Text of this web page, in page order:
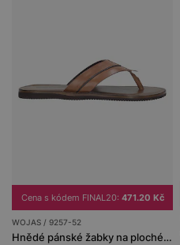
Cena s kódem FINAL20: 471.20 Kč
WOJAS / 9257-52
Hnědé pánské žabky na ploché podrážce